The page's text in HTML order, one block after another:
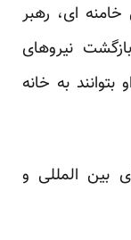
خامنه ای، رهبر
نیروهای
به خانه
بین المللی و